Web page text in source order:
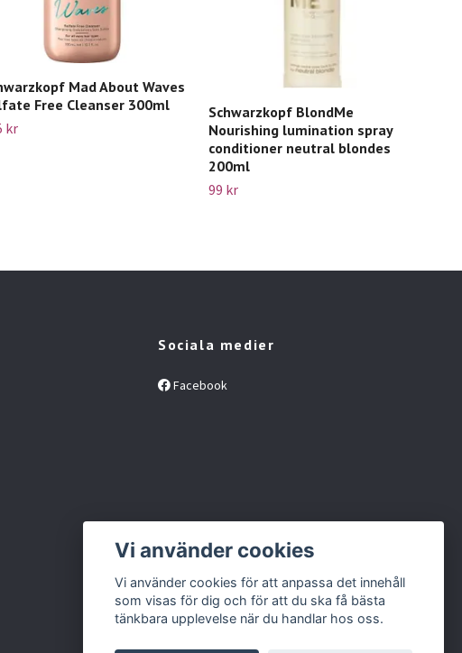
Mad About Waves
Free Cleanser 300ml
kr
Schwarzkopf BlondMe
Nourishing lumination spray
conditioner neutral blondes
200ml
99 kr
Sociala medier
Facebook
Vi använder cookies
Vi använder cookies för att anpassa det innehåll
som visas för dig och för att du ska få bästa
tänkbara upplevelse när du handlar hos oss.